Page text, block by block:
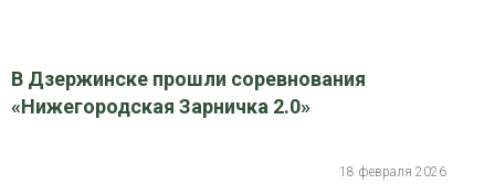
В Дзержинске прошли соревнования
«Нижегородская Зарничка 2.0»
18 февраля 2026